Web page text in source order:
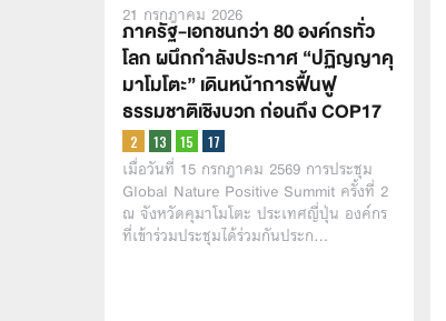
21 กรกฎาคม 2026
ภาครัฐ-เอกชนกว่า 80 องค์กรทั่ว
โลก ผนึกกำลังประกาศ “ปฏิญญาคุ
มาโมโตะ” เดินหน้าการฟื้นฟู
ธรรมชาติเชิงบวก ก่อนถึง COP17
เมื่อวันที่ 15 กรกฎาคม 2569 การประชุม
Global Nature Positive Summit ครั้งที่ 2
ณ จังหวัดคุมาโมโตะ ประเทศญี่ปุ่น องค์กร
ที่เข้าร่วมประชุมได้ร่วมกันประก…